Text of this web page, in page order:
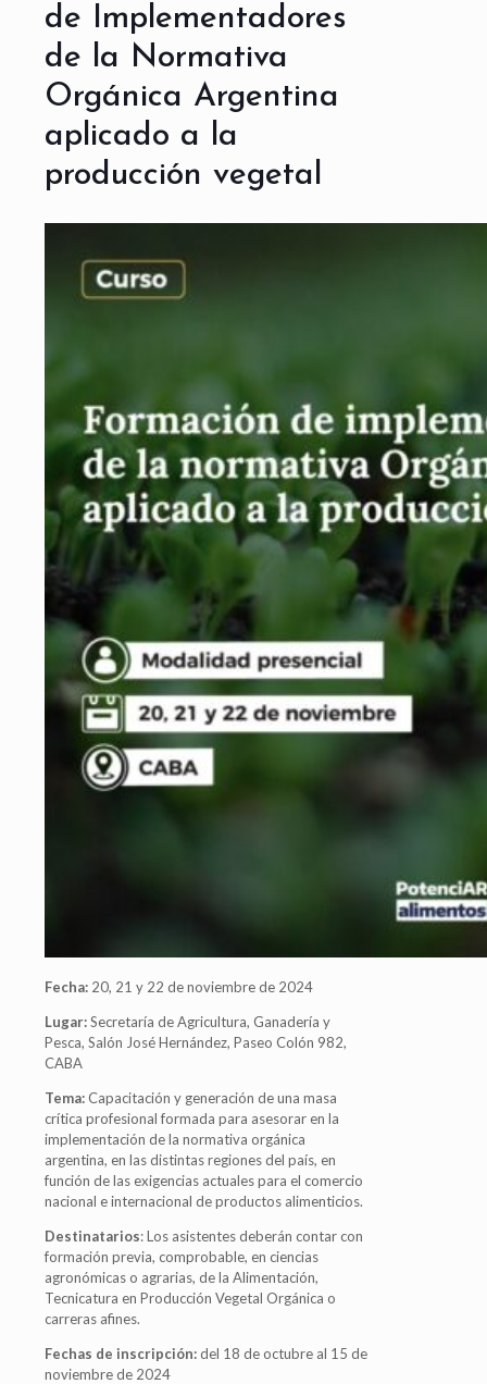
de Implementadores
de la Normativa
Orgánica Argentina
aplicado a la
producción vegetal
Fecha: 20, 21 y 22 de noviembre de 2024
Lugar:Secretaría de Agricultura, Ganadería y
Pesca, Salón José Hernández, Paseo Colón 982,
CABA
Tema:Capacitación y generación de una masa
crítica profesional formada para asesorar en la
implementación de la normativa orgánica
argentina, en las distintas regiones del país, en
función de las exigencias actuales para el comercio
nacional e internacional de productos alimenticios.
Destinatarios: Los asistentes deberán contar con
formación previa, comprobable, en ciencias
agronómicas o agrarias, de la Alimentación,
Tecnicatura en Producción Vegetal Orgánica o
carreras afines.
Fechas de inscripción:del 18 de octubre al 15 de
noviembre de 2024